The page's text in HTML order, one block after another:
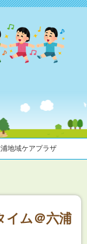
地域ケアプラザ
イム＠六浦